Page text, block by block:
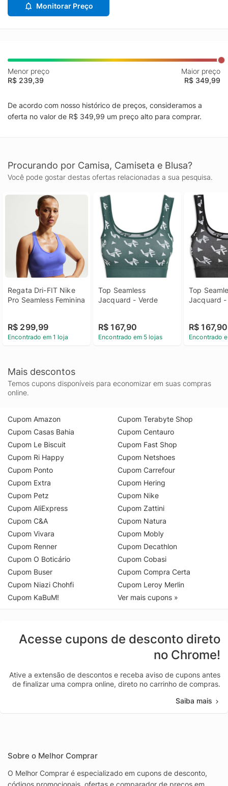
Monitorar Preço
Menor preço
R$ 239,39
Maior preço
R$ 349,99
De acordo com nosso histórico de preços, consideramos a
oferta no valor de R$ 349,99 um preço alto para comprar.
Procurando por Camisa, Camiseta e Blusa?
Você pode gostar destas ofertas relacionadas a sua pesquisa.
Regata Dri-FIT Nike
Pro Seamless Feminina
R$ 299,99
Encontrado em 1 loja
Top Seamless
Jacquard - Verde
R$ 167,90
Encontrado em 5 lojas
Top
Jacquard -
R$ 167,90
Encontrado
Mais descontos
Temos cupons disponíveis para economizar em suas compras
online.
Cupom Amazon
Cupom Casas Bahia
Cupom Le Biscuit
Cupom Ri Happy
Cupom Ponto
Cupom Extra
Cupom Petz
Cupom AliExpress
Cupom C&A
Cupom Vivara
Cupom Renner
Cupom O Boticário
Cupom Buser
Cupom Niazi Chohfi
Cupom KaBuM!
Cupom Terabyte Shop
Cupom Centauro
Cupom Fast Shop
Cupom Netshoes
Cupom Carrefour
Cupom Hering
Cupom Nike
Cupom Zattini
Cupom Natura
Cupom Mobly
Cupom Decathlon
Cupom Cobasi
Cupom Compra Certa
Cupom Leroy Merlin
Ver mais cupons »
Acesse cupons de desconto direto
no Chrome!
Ative a extensão de descontos e receba aviso de cupons antes
de finalizar uma compra online, direto no carrinho de compras.
Saiba mais
Sobre o Melhor Comprar
O Melhor Comprar é especializado em cupons de desconto,
códigos promocionais, ofertas e comparador de preços em